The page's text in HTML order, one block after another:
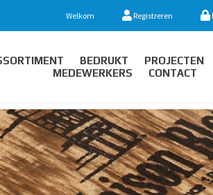
Welkom Registreren
BEDRUKT PROJECTEN
MEDEWERKERS
CONTACT